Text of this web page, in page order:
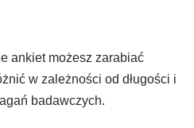
ankiet możesz zarabiać
w zależności od długości i
badawczych.